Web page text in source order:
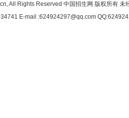
All Rights Reserved 中国招生网 版权所有 未
E-mail :624924297@qq.com